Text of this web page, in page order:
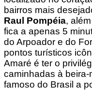
bairros mais
Raul Pompéia,
fica a apenas 5
do Arpoador e do
pontos turísticos
Amaré é ter o
caminhadas à
famoso do Brasil a